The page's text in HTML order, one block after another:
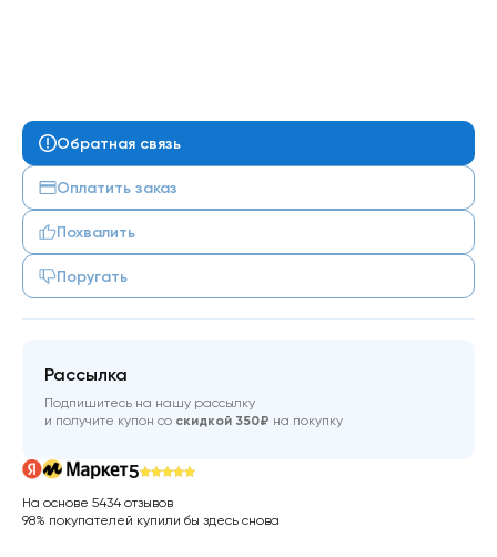
Обратная связь
Оплатить заказ
Похвалить
Поругать
Рассылка
Подпишитесь на нашу рассылку
и получите купон со скидкой 350₽ на покупку
5
На основе 5434 отзывов
98% покупателей купили бы здесь снова